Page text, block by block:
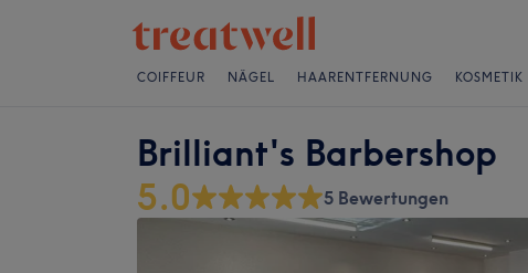
COIFFEUR NÄGEL HAARENTFERNUNG KOSMETIK
Brilliant's Barbershop
5.0 5 Bewertungen